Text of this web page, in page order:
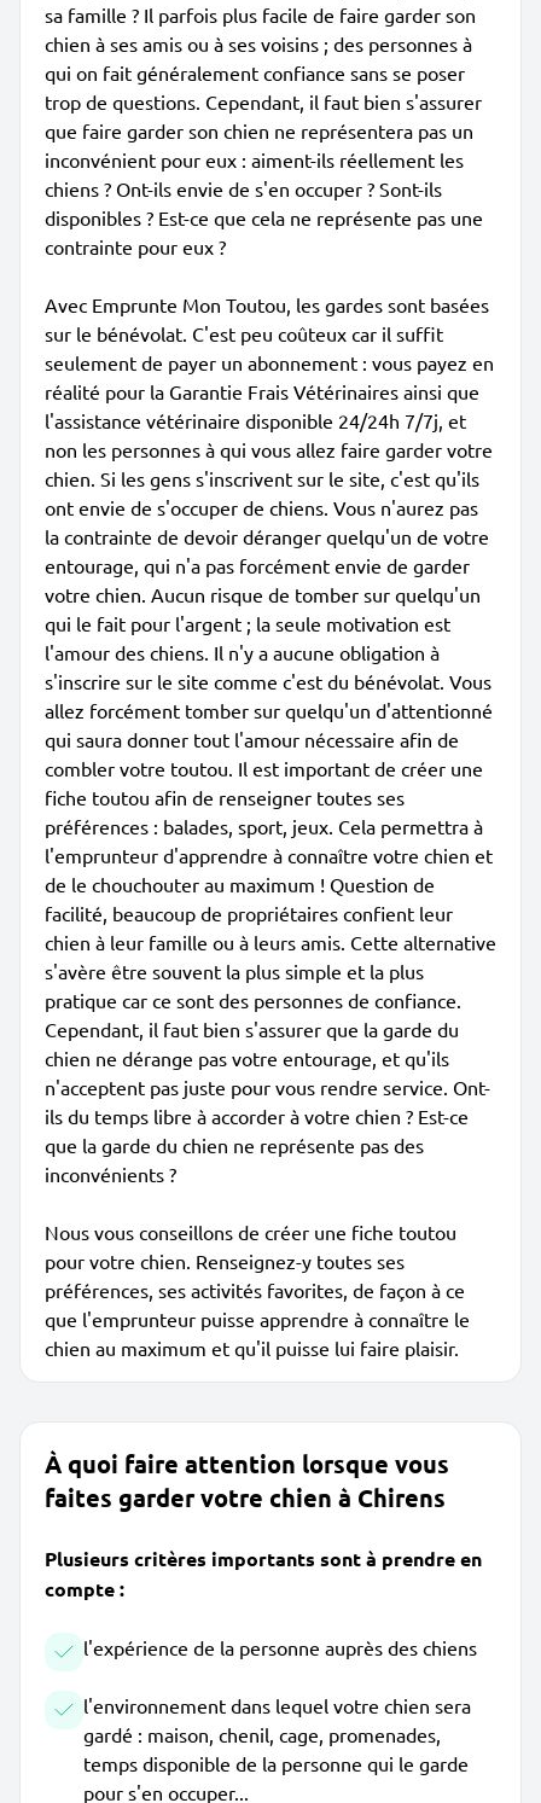
sa famille ? Il parfois plus facile de faire garder son
chien à ses amis ou à ses voisins ; des personnes à
qui on fait généralement confiance sans se poser
trop de questions. Cependant, il faut bien s'assurer
que faire garder son chien ne représentera pas un
inconvénient pour eux : aiment-ils réellement les
chiens ? Ont-ils envie de s'en occuper ? Sont-ils
disponibles ? Est-ce que cela ne représente pas une
contrainte pour eux ?
Avec Emprunte Mon Toutou, les gardes sont basées
sur le bénévolat. C'est peu coûteux car il suffit
seulement de payer un abonnement : vous payez en
réalité pour la Garantie Frais Vétérinaires ainsi que
l'assistance vétérinaire disponible 24/24h 7/7j, et
non les personnes à qui vous allez faire garder votre
chien. Si les gens s'inscrivent sur le site, c'est qu'ils
ont envie de s'occuper de chiens. Vous n'aurez pas
la contrainte de devoir déranger quelqu'un de votre
entourage, qui n'a pas forcément envie de garder
votre chien. Aucun risque de tomber sur quelqu'un
qui le fait pour l'argent ; la seule motivation est
l'amour des chiens. Il n'y a aucune obligation à
s'inscrire sur le site comme c'est du bénévolat. Vous
allez forcément tomber sur quelqu'un d'attentionné
qui saura donner tout l'amour nécessaire afin de
combler votre toutou. Il est important de créer une
fiche toutou afin de renseigner toutes ses
préférences : balades, sport, jeux. Cela permettra à
l'emprunteur d'apprendre à connaître votre chien et
de le chouchouter au maximum ! Question de
facilité, beaucoup de propriétaires confient leur
chien à leur famille ou à leurs amis. Cette alternative
s'avère être souvent la plus simple et la plus
pratique car ce sont des personnes de confiance.
Cependant, il faut bien s'assurer que la garde du
chien ne dérange pas votre entourage, et qu'ils
n'acceptent pas juste pour vous rendre service. Ont-
ils du temps libre à accorder à votre chien ? Est-ce
que la garde du chien ne représente pas des
inconvénients ?
Nous vous conseillons de créer une fiche toutou
pour votre chien. Renseignez-y toutes ses
préférences, ses activités favorites, de façon à ce
que l'emprunteur puisse apprendre à connaître le
chien au maximum et qu'il puisse lui faire plaisir.
À quoi faire attention lorsque vous
faites garder votre chien à Chirens
Plusieurs critères importants sont à prendre en
compte :
l'expérience de la personne auprès des chiens
l'environnement dans lequel votre chien sera
gardé : maison, chenil, cage, promenades,
temps disponible de la personne qui le garde
pour s'en occuper...